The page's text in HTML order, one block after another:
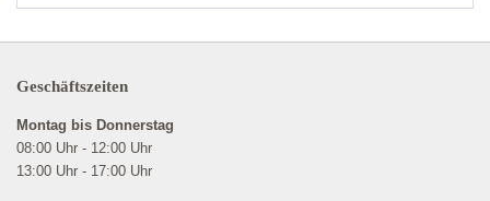
Geschäftszeiten
Montag bis Donnerstag
08:00 Uhr - 12:00 Uhr
13:00 Uhr - 17:00 Uhr